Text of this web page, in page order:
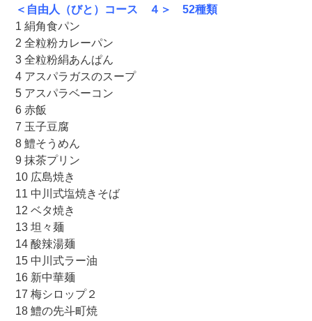
＜自由人（びと）コース ４＞ 52種類
1 絹角食パン
2 全粒粉カレーパン
3 全粒粉絹あんぱん
4 アスパラガスのスープ
5 アスパラベーコン
6 赤飯
7 玉子豆腐
8 鱧そうめん
9 抹茶プリン
10 広島焼き
11 中川式塩焼きそば
12 ベタ焼き
13 坦々麺
14 酸辣湯麺
15 中川式ラー油
16 新中華麺
17 梅シロップ２
18 鱧の先斗町焼